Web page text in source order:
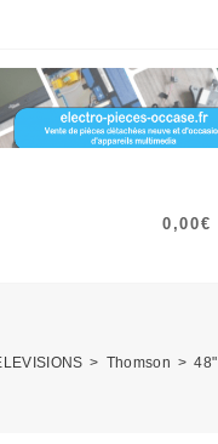
0,00€
> Thomson > 48"